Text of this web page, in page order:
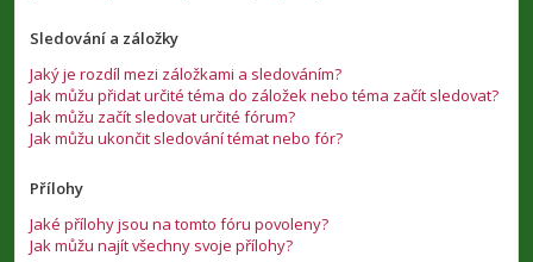
Sledování a záložky
Jaký je rozdíl mezi záložkami a sledováním?
Jak můžu přidat určité téma do záložek nebo téma začít sledovat?
Jak můžu začít sledovat určité fórum?
Jak můžu ukončit sledování témat nebo fór?
Přílohy
Jaké přílohy jsou na tomto fóru povoleny?
Jak můžu najít všechny svoje přílohy?